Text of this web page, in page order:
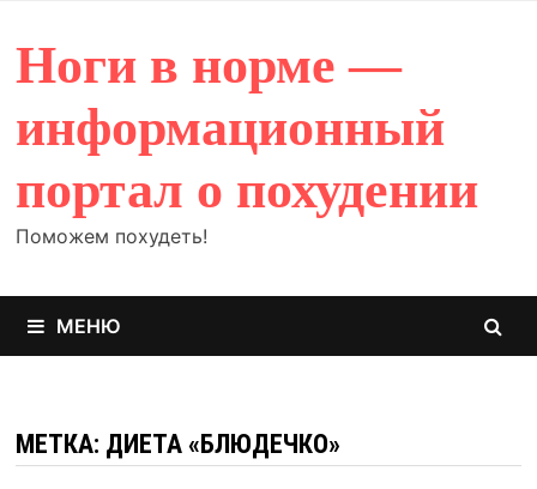
содержимому
Ноги в норме —
информационный
портал о похудении
Поможем похудеть!
МЕНЮ
МЕТКА: ДИЕТА «БЛЮДЕЧКО»